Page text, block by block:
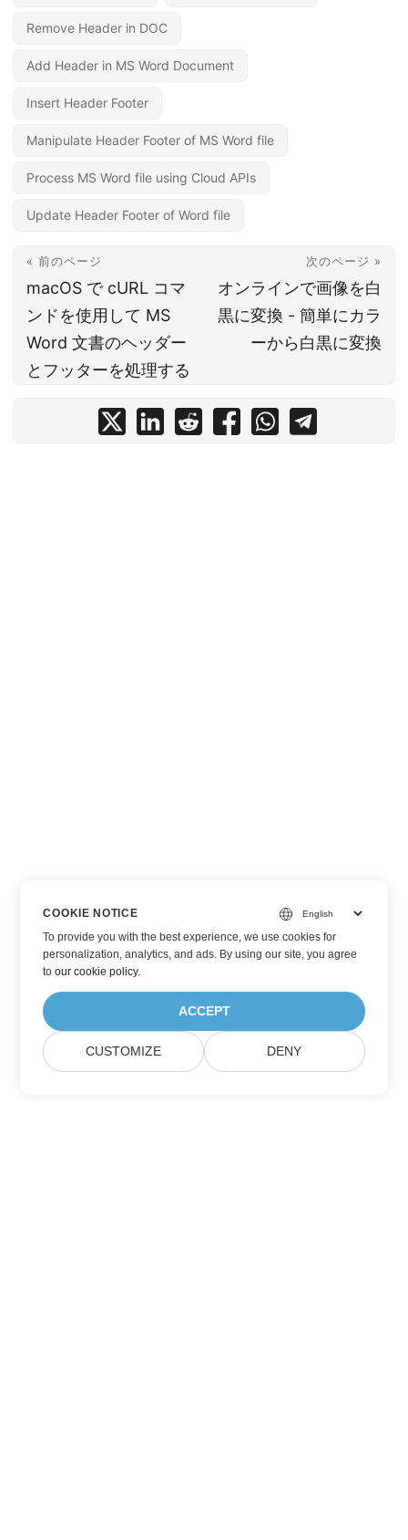
Remove Header in DOC
Add Header in MS Word Document
Insert Header Footer
Manipulate Header Footer of MS Word file
Process MS Word file using Cloud APIs
Update Header Footer of Word file
« 前のページ
macOS で cURL コマ
ンドを使用して MS
Word 文書のヘッダー
とフッターを処理する
次のページ »
オンラインで画像を白
黒に変換 - 簡単にカラ
ーから白黒に変換
COOKIE NOTICE
To provide you with the best experience, we use cookies for
personalization, analytics, and ads. By using our site, you agree
toour cookie policy.
ACCEPT
CUSTOMIZE DENY